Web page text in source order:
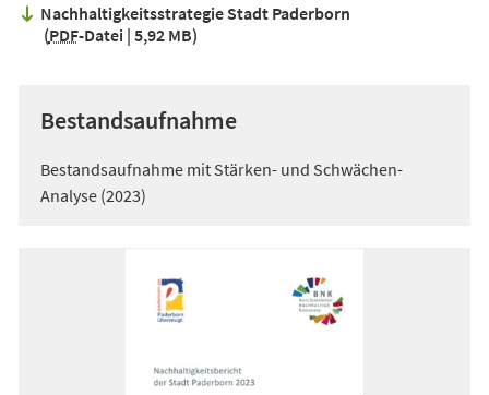
Nachhaltigkeitsstrategie Stadt Paderborn
PDF-Datei 5,92 MB
Bestandsaufnahme
Bestandsaufnahme mit Stärken- und Schwächen-
Analyse (2023)